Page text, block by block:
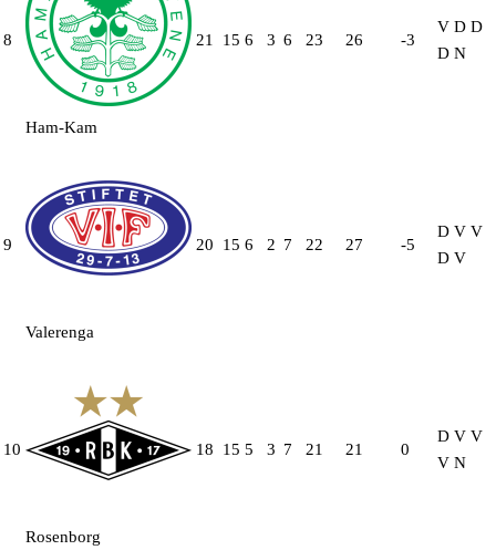
8
Ham-Kam
21 15 6 3 6 23 26 -3
V D D
D N
9
Valerenga
20 15 6 2 7 22 27 -5
D V V
D V
10
Rosenborg
18 15 5 3 7 21 21 0
D V V
V N